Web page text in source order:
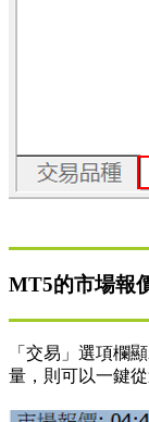
MT5的市場報
「交易」選項欄
量，則可以一鍵從